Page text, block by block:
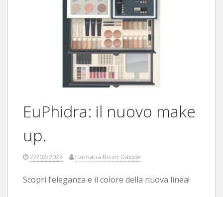
EuPhidra: il nuovo make
up.
22/02/2022 Farmacia Rizzo Davide
Scopri l’eleganza e il colore della nuova linea!